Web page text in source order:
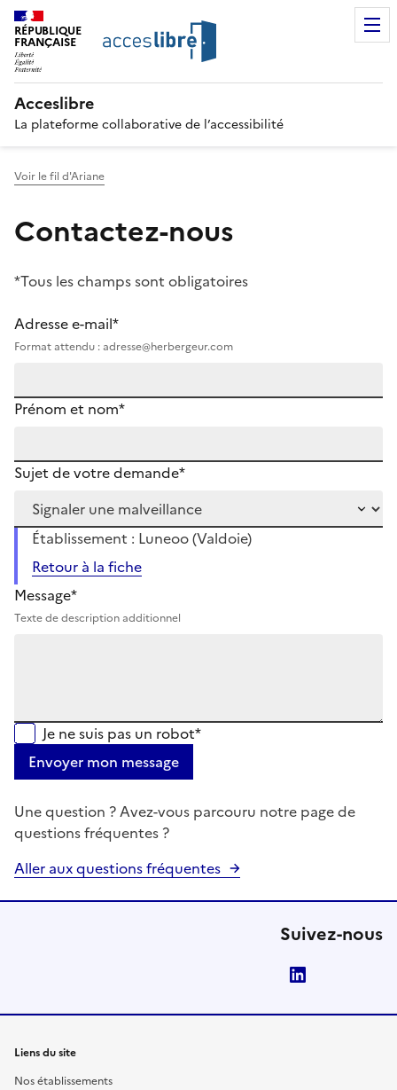
RÉPUBLIQUE
FRANÇAISE
Acceslibre
La plateforme collaborative de l’accessibilité
Voir le fil d'Ariane
Contactez-nous
*Tous les champs sont obligatoires
Adresse e-mail*
Format attendu : adresse@herbergeur.com
Prénom et nom*
Sujet de votre demande*
Établissement : Luneoo (Valdoie)
Retour à la fiche
Message*
Texte de description additionnel
Je ne suis pas un robot*
Envoyer mon message
Une question ? Avez-vous parcouru notre page de
questions fréquentes ?
Aller aux questions fréquentes
Suivez-nous
Liens du site
Nos établissements